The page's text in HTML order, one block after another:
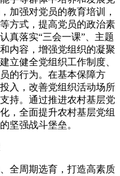
加强对党员的教育培训，
方式，提高党员的政治素
真落实“三会一课”、主题
内容，增强党组织的凝聚
立健全党组织工作制度、
的行为。在基本保障方
入，改善党组织活动场所
持。通过推进农村基层党
，全面提升农村基层党组
坚强战斗堡垒。
全周期选育，打造高素质